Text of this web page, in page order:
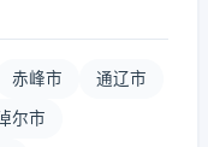
赤峰市 通辽市
尔市